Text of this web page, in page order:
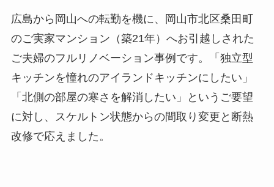
広島から岡山への転勤を機に、岡山市北区桑田町
のご実家マンション（築21年）へお引越しされた
ご夫婦のフルリノベーション事例です。「独立型
キッチンを憧れのアイランドキッチンにしたい」
「北側の部屋の寒さを解消したい」というご要望
に対し、スケルトン状態からの間取り変更と断熱
改修で応えました。